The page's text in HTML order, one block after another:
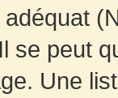
se peut
Une